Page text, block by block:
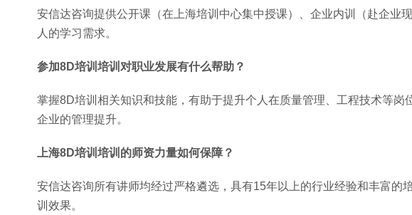
安信达咨询提供公开课（在上海培训中心集中授课）、企业内训（赴企业
人的学习需求。
参加8D培训培训对职业发展有什么帮助？
掌握8D培训相关知识和技能，有助于提升个人在质量管理、工程技术等
企业的管理提升。
上海8D培训培训的师资力量如何保障？
安信达咨询所有讲师均经过严格遴选，具有15年以上的行业经验和丰富的
训效果。